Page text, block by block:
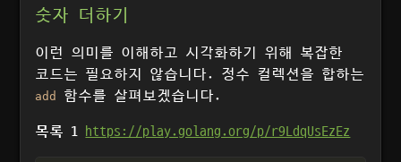
숫자 더하기
이런 의미를 이해하고 시각화하기 위해 복잡한
코드는 필요하지 않습니다. 정수 컬렉션을 합하는
add 함수를 살펴보겠습니다.
목록 1 https://play.golang.org/p/r9LdqUsEzEz